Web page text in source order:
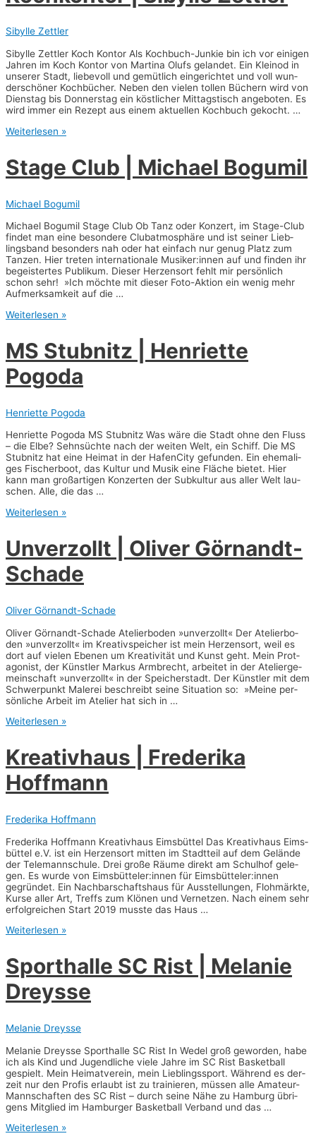
Sibylle Zettler
Sibyl­le Zett­ler Koch Kon­tor Als Koch­­buch-Jun­­­kie bin ich vor eini­gen
Jah­ren im Koch Kon­tor von Mar­ti­na Olufs gelan­det. Ein Klein­od in
unse­rer Stadt, lie­be­voll und gemüt­lich ein­ge­rich­tet und voll wun­
der­schö­ner Koch­bü­cher. Neben den vie­len tol­len Büchern wird von
Diens­tag bis Don­ners­tag ein köst­li­cher Mit­tags­tisch ange­bo­ten. Es
wird immer ein Rezept aus einem aktu­el­len Koch­buch gekocht. …
Koch­
|
Sibyl­
Zett­
ler
Weiterlesen »
Sta­ge Club | Micha­el Bogumil
Michael Bogumil
Micha­el Bogu­mil Sta­ge Club Ob Tanz oder Kon­zert, im Sta­­ge-Club
fin­det man eine beson­de­re Club­at­mo­sphä­re und ist sei­ner Lieb­
lings­band beson­ders nah oder hat ein­fach nur genug Platz zum
Tan­zen. Hier tre­ten inter­na­tio­na­le Musiker:innen auf und fin­den ihr
begeis­ter­tes Publi­kum. Die­ser Her­zens­ort fehlt mir per­sön­lich
schon sehr! »Ich möch­te mit die­ser Foto-Akti­on ein wenig mehr
Auf­merk­sam­keit auf die …
Sta­
Micha­
el
Bogu­
Weiterlesen »
MS Stub­nitz | Hen­ri­et­te
Pogoda
Henriette Pogoda
Hen­ri­et­te Pogo­da MS Stub­nitz Was wäre die Stadt ohne den Fluss
– die Elbe? Sehn­süch­te nach der wei­ten Welt, ein Schiff. Die MS
Stub­nitz hat eine Hei­mat in der Hafen­Ci­ty gefun­den. Ein ehe­ma­li­
ges Fischer­boot, das Kul­tur und Musik eine Flä­che bie­tet. Hier
kann man groß­ar­ti­gen Kon­zer­ten der Sub­kul­tur aus aller Welt lau­
schen. Alle, die das …
MS
Hen­
ri­
et­
da
Weiterlesen »
Unver­zollt | Oli­ver Görnandt-
Schade
Oliver Görnandt-Schade
Oli­ver Gör­nandt-Scha­de Ate­lier­bo­den »unver­zollt« Der Ate­lier­bo­
den »unver­zollt« im Krea­tiv­spei­cher ist mein Her­zens­ort, weil es
dort auf vie­len Ebe­nen um Krea­ti­vi­tät und Kunst geht. Mein Prot­
ago­nist, der Künst­ler Mar­kus Arm­brecht, arbei­tet in der Ate­lier­ge­
mein­schaft »unver­zollt« in der Spei­cher­stadt. Der Künst­ler mit dem
Schwer­punkt Male­rei beschreibt sei­ne Situa­ti­on so: »Mei­ne per­
sön­li­che Arbeit im Ate­lier hat sich in …
Unver­
Oli­
ver
Gör­
nandt-
Weiterlesen »
Krea­tiv­haus | Fre­de­ri­ka
Hoffmann
Frederika Hoffmann
Fre­de­ri­ka Hoff­mann Krea­tiv­haus Eims­büt­tel Das Krea­tiv­haus Eims­
büt­tel e.V. ist ein Her­zens­ort mit­ten im Stadt­teil auf dem Gelän­de
der Tele­mann­schu­le. Drei gro­ße Räu­me direkt am Schul­hof gele­
gen. Es wur­de von Eimsbütteler:innen für Eimsbütteler:innen
gegrün­det. Ein Nach­bar­schafts­haus für Aus­stel­lun­gen, Floh­märk­te,
Kur­se aller Art, Treffs zum Klö­nen und Ver­net­zen. Nach einem sehr
erfolg­rei­chen Start 2019 muss­te das Haus …
Krea­
|
Fre­
de­
ri­
mann
Weiterlesen »
Sport­hal­le SC Rist | Mela­nie
Dreysse
Melanie Dreysse
Mela­nie Dreysse Sport­hal­le SC Rist In Wedel groß gewor­den, habe
ich als Kind und Jugend­li­che vie­le Jah­re im SC Rist Bas­ket­ball
gespielt. Mein Hei­mat­ver­ein, mein Lieb­lings­sport. Wäh­rend es der­
zeit nur den Pro­fis erlaubt ist zu trai­nie­ren, müs­sen alle Ama­­teur-
Man­n­­schaf­­ten des SC Rist – durch sei­ne Nähe zu Ham­burg übri­
gens Mit­glied im Ham­bur­ger Bas­ket­ball Ver­band und das …
Sport­
Weiterlesen »